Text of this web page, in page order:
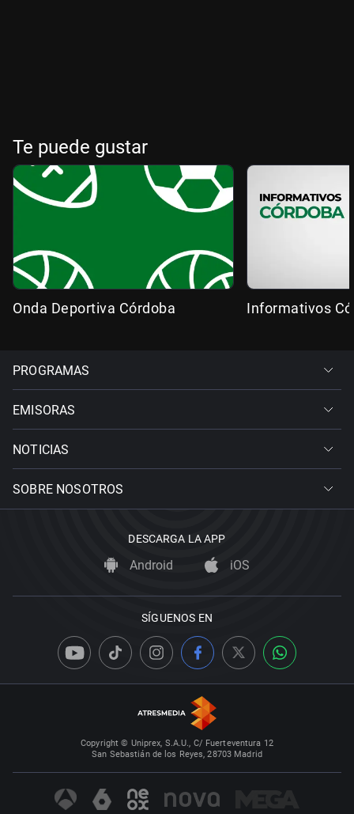
Te puede gustar
Onda Deportiva Córdoba Informativos
PROGRAMAS
EMISORAS
NOTICIAS
SOBRE NOSOTROS
DESCARGA LA APP
Android iOS
SÍGUENOS EN
Copyright © Uniprex, S.A.U., C/ Fuerteventura 12
San Sebastián de los Reyes, 28703 Madrid